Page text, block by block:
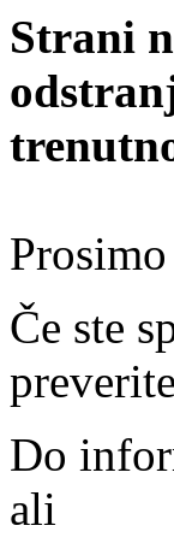
Strani
Če ste
Do
ali